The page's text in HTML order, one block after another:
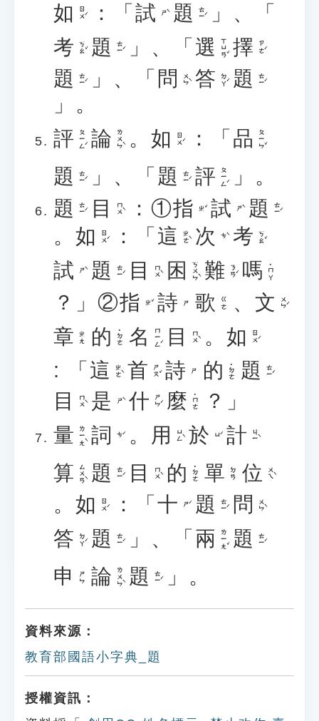
如 ㄖㄨˊ ：「 試 ㄕˋ 題 ㄊㄧˊ
」、「
考 ㄎㄠˇ 題 ㄊㄧˊ 」、「 選 ㄒㄩㄢˇ 擇 ㄗㄜˊ
題 ㄊㄧˊ 」、「 問 ㄨㄣˋ 答 ㄉㄚˊ 題 ㄊㄧˊ
」。
評 ㄆㄧㄥˊ 論 ㄌㄨㄣˋ 。 如 ㄖㄨˊ ：「 品 ㄆㄧㄣˇ
題 ㄊㄧˊ 」、「 題 ㄊㄧˊ 評 ㄆㄧㄥˊ
」。
題 ㄊㄧˊ 目 ㄇㄨˋ ：①指 ㄓˇ 試 ㄕˋ 題 ㄊㄧˊ
。 如 ㄖㄨˊ ：「 這 ㄓㄜˋ 次 ㄘˋ 考 ㄎㄠˇ
試 ㄕˋ 題 ㄊㄧˊ 目 ㄇㄨˋ 困 ㄎㄨㄣˋ 難 ㄋㄢˊ 嗎 ˙ㄇㄚ
？」②指 ㄓˇ 詩 ㄕ 歌 ㄍㄜ 、 文 ㄨㄣˊ
章 ㄓㄤ 的 ˙ㄉㄜ 名 ㄇㄧㄥˊ 目 ㄇㄨˋ 。 如 ㄖㄨˊ
: 「 這 ㄓㄜˋ 首 ㄕㄡˇ 詩 ㄕ 的 ˙ㄉㄜ 題 ㄊㄧˊ
目 ㄇㄨˋ 是 ㄕˋ 什 ㄕㄣˊ 麼 ˙ㄇㄜ
？」
量 ㄌㄧㄤˋ 詞 ㄘˊ 。 用 ㄩㄥˋ 於 ㄩˊ 計 ㄐㄧˋ
算 ㄙㄨㄢˋ 題 ㄊㄧˊ 目 ㄇㄨˋ 的 ˙ㄉㄜ 單 ㄉㄢ 位 ㄨㄟˋ
。 如 ㄖㄨˊ ：「 十 ㄕˊ 題 ㄊㄧˊ 問 ㄨㄣˋ
答 ㄉㄚˊ 題 ㄊㄧˊ 」、「 兩 ㄌㄧㄤˇ 題 ㄊㄧˊ
申 ㄕㄣ 論 ㄌㄨㄣˋ 題 ㄊㄧˊ 」。
資料來源：
教育部國語小字典_題
授權資訊：